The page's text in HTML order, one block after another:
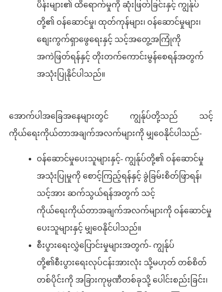
ပိန်းများ၏ ထိရောက်မှုကို ဆုံးဖြတ်ခြင်းနှင့် ကျွန်ုပ်
တို့၏ ဝန်ဆောင်မှု၊ ထုတ်ကုန်များ၊ ဝန်ဆောင်မှုများ၊
စျေးကွက်ရှာဖွေရေးနှင့် သင့်အတွေ့အကြုံကို
အကဲဖြတ်ရန်နှင့် တိုးတက်ကောင်းမွန်စေရန်အတွက်
အသုံးပြုနိုင်ပါသည်။
အောက်ပါအခြေအနေများတွင် ကျွန်ုပ်တို့သည် သင့်
ကိုယ်ရေးကိုယ်တာအချက်အလက်များကို မျှဝေနိုင်ပါသည်-
ဝန်ဆောင်မှုပေးသူများနှင့်- ကျွန်ုပ်တို့၏ ဝန်ဆောင်မှု
အသုံးပြုမှုကို စောင့်ကြည့်ရန်နှင့် ခွဲခြမ်းစိတ်ဖြာရန်၊
သင့်အား ဆက်သွယ်ရန်အတွက် သင့်
ကိုယ်ရေးကိုယ်တာအချက်အလက်များကို ဝန်ဆောင်မှု
ပေးသူများနှင့် မျှဝေနိုင်ပါသည်။
စီးပွားရေးလွှဲပြောင်းမှုများအတွက်- ကျွန်ုပ်
တို့၏စီးပွားရေးလုပ်ငန်းအားလုံး သို့မဟုတ် တစ်စိတ်
တစ်ပိုင်းကို အခြားကုမ္ပဏီတစ်ခုသို့ ပေါင်းစည်းခြင်း၊